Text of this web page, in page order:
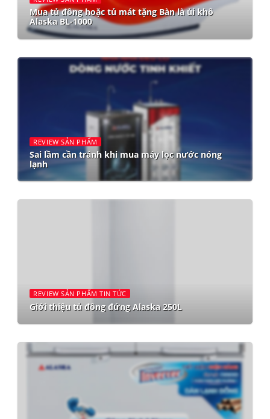
Mua tủ đông hoặc tủ mát tặng Bàn là ủi khô
Alaska BL-1000
REVIEW SẢN PHẨM
Sai lầm cần tránh khi mua máy lọc nước nóng
lạnh
REVIEW SẢN PHẨM TIN TỨC
Giới thiệu tủ đông đứng Alaska 250L